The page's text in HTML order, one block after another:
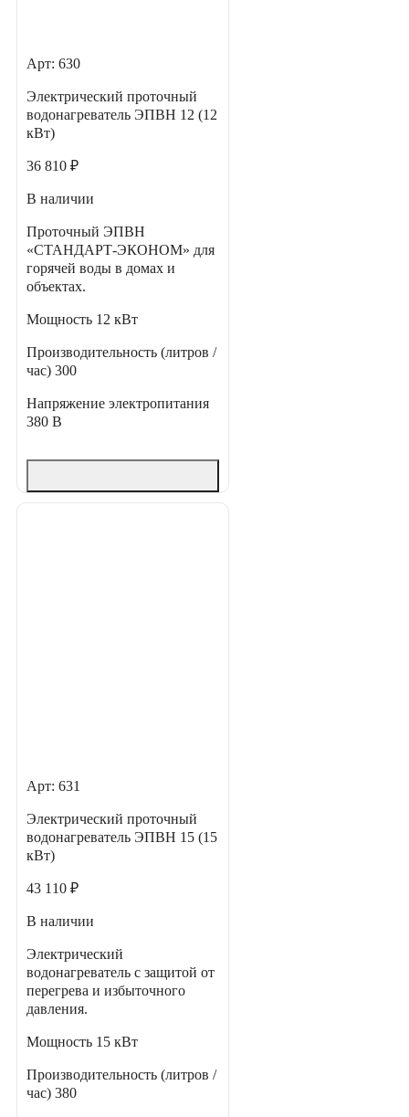
Арт: 630
Электрический проточный
водонагреватель ЭПВН 12 (12
кВт)
36 810 ₽
В наличии
Проточный ЭПВН
«СТАНДАРТ-ЭКОНОМ» для
горячей воды в домах и
объектах.
Мощность 12 кВт
Производительность (литров /
час) 300
Напряжение электропитания
380 В
Арт: 631
Электрический проточный
водонагреватель ЭПВН 15 (15
кВт)
43 110 ₽
В наличии
Электрический
водонагреватель с защитой от
перегрева и избыточного
давления.
Мощность 15 кВт
Производительность (литров /
час) 380